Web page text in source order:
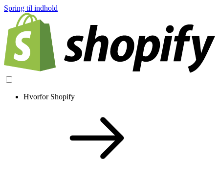
Spring til indhold
Hvorfor Shopify